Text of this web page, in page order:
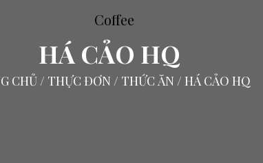
HÁ CẢO HQ
CHỦ/ THỰC ĐƠN / THỨC ĂN / HÁ CẢO HQ